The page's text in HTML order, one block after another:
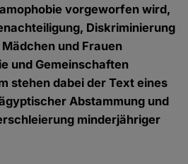
vorgeworfen wird,
Diskriminierung
und Frauen
und Gemeinschaften
stehen dabei der Text eines
Abstammung und
minderjähriger